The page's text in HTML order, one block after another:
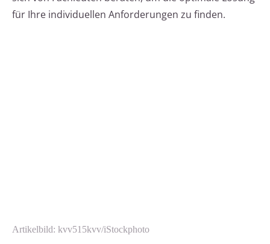
für Ihre individuellen Anforderungen zu finden.
Artikelbild: kvv515kvv/iStockphoto